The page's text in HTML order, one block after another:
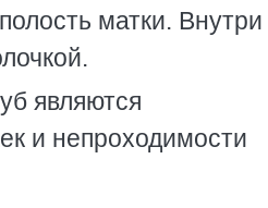
матки. Внутри
являются
и непроходимости